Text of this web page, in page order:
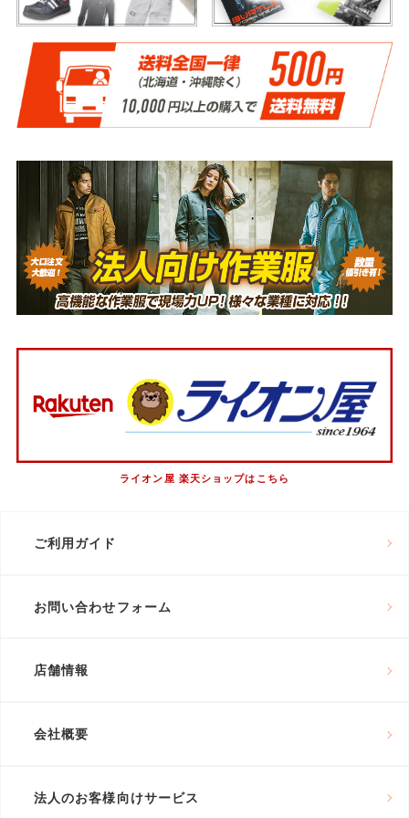
ライオン屋 楽天ショップはこちら
ご利用ガイド
お問い合わせフォーム
店舗情報
会社概要
法人のお客様向けサービス